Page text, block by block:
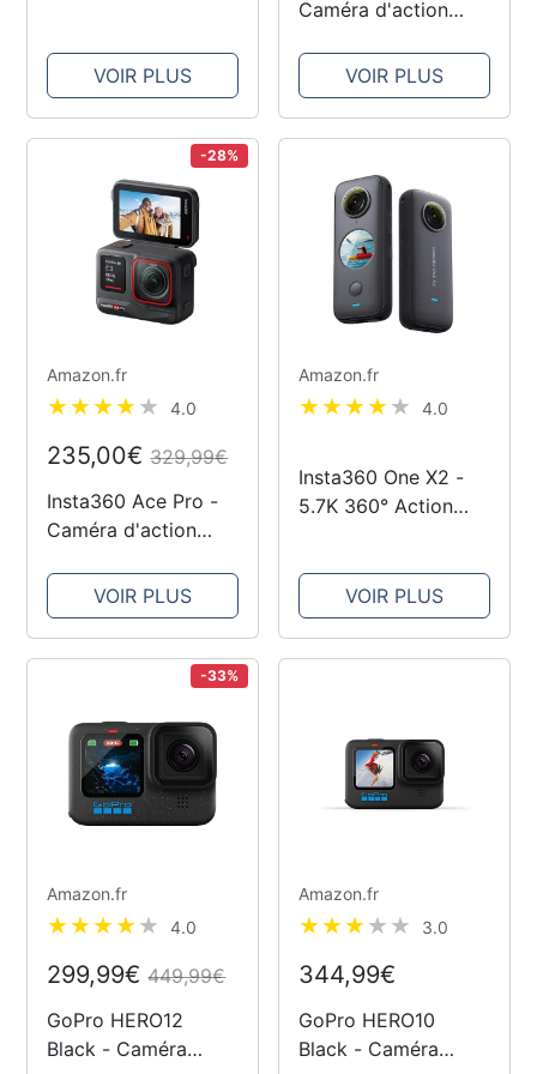
réduction de Bruit,
contrôle gestuel,
pour Le Streaming,
Les appels vidéo...
VOIR PLUS
Caméra d'action
vidéo grand angle
4K, effet de perche
à selfie invisible,
amovibles, 135 min
d'autonomie,...
VOIR PLUS
-28%
Amazon.fr
4.0
235,00€329,99€
Insta360 Ace Pro -
Caméra d'action
avec Leica, capteur
de 1/1,3", réduction
du bruit par l'IA pour
une qualité d'image
120ips,...
VOIR PLUS
Amazon.fr
4.0
Insta360 One X2 -
5.7K 360° Action
étanche grâce à
IPX8, écran tactile,
VOIR PLUS
-33%
Amazon.fr
4.0
299,99€449,99€
GoPro HERO12
Black - Caméra
Amazon.fr
3.0
344,99€
GoPro HERO10
Black - Caméra